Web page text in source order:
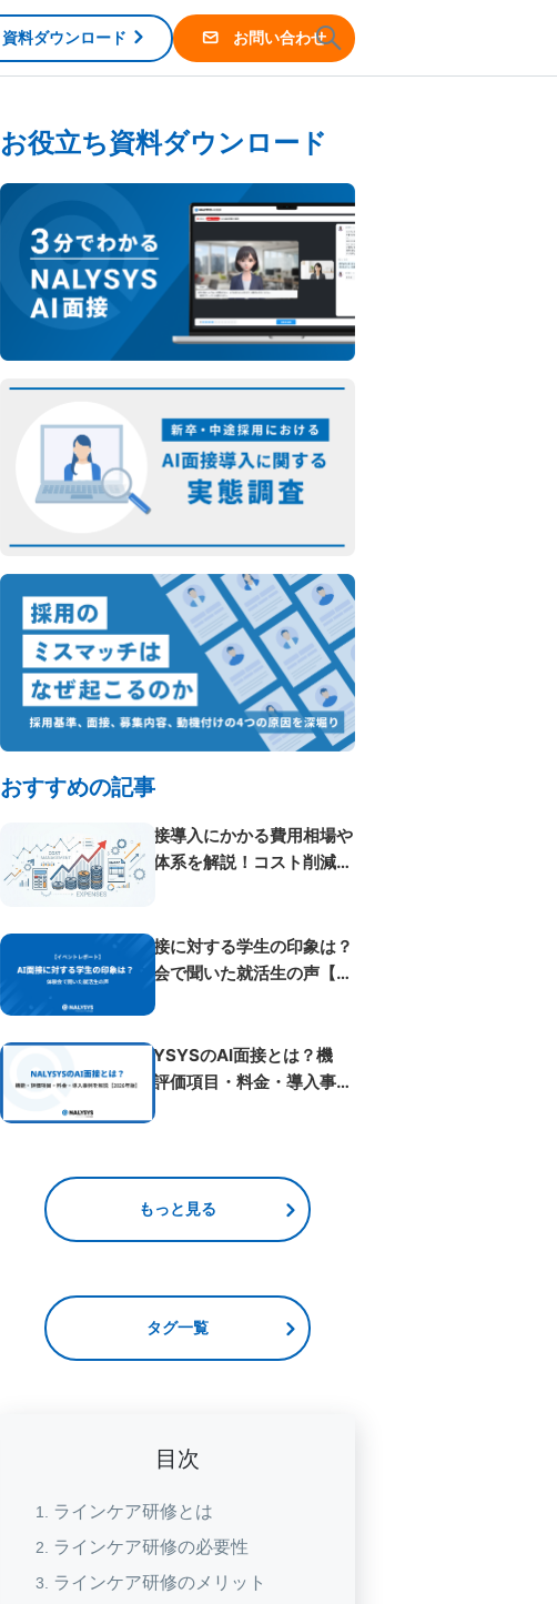
資料ダウンロード お問い合わせ
お役立ち資料ダウンロード
おすすめの記事
AI面接導入にかかる費用相場や
料金体系を解説！コスト削減方
法も紹...
AI面接に対する学生の印象は？
体験会で聞いた就活生の声【イ
NALYSYSのAI面接とは？機
能・評価項目・料金・導入事例
を解...
もっと見る
タグ一覧
目次
ラインケア研修とは
ラインケア研修の必要性
ラインケア研修のメリット